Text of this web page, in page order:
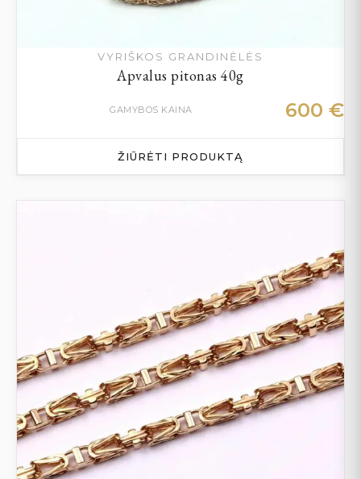
VYRIŠKOS GRANDINĖLĖS
Apvalus pitonas 40g
GAMYBOS KAINA 600 €
ŽIŪRĖTI PRODUKTĄ